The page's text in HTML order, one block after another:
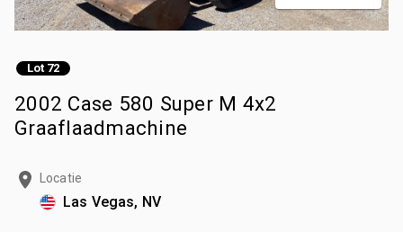
Lot 72
2002 Case 580 Super M 4x2
Graaflaadmachine
Locatie
Las Vegas, NV